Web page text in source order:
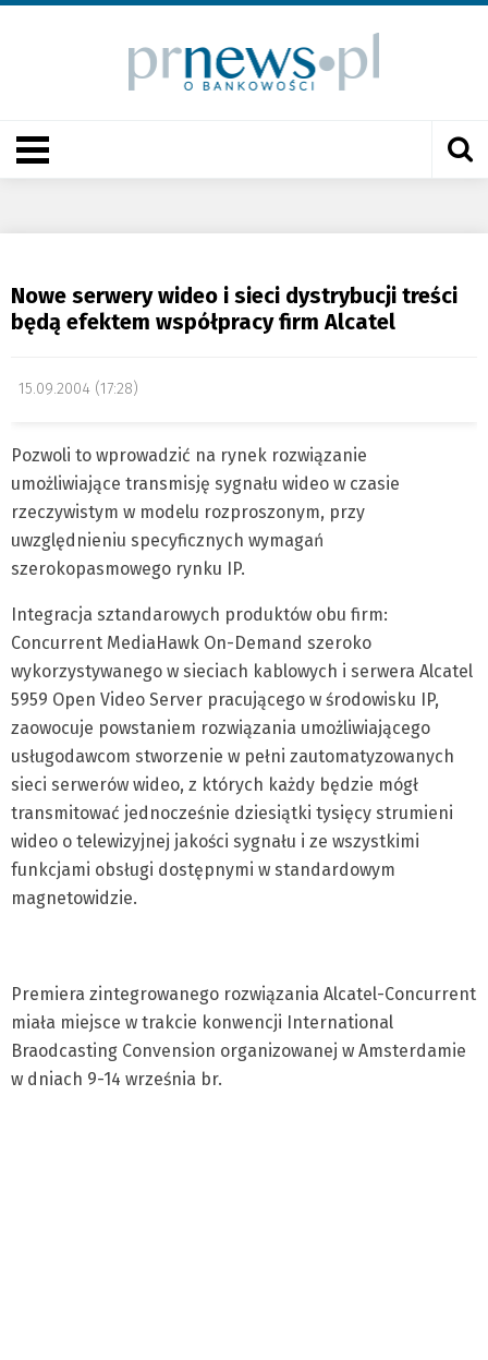
Nowe serwery wideo i sieci dystrybucji treści
będą efektem współpracy firm Alcatel
15.09.2004 (17:28)
Pozwoli to wprowadzić na rynek rozwiązanie
umożliwiające transmisję sygnału wideo w czasie
rzeczywistym w modelu rozproszonym, przy
uwzględnieniu specyficznych wymagań
szerokopasmowego rynku IP.
Integracja sztandarowych produktów obu firm:
Concurrent MediaHawk On-Demand szeroko
wykorzystywanego w sieciach kablowych i serwera Alcatel
5959 Open Video Server pracującego w środowisku IP,
zaowocuje powstaniem rozwiązania umożliwiającego
usługodawcom stworzenie w pełni zautomatyzowanych
sieci serwerów wideo, z których każdy będzie mógł
transmitować jednocześnie dziesiątki tysięcy strumieni
wideo o telewizyjnej jakości sygnału i ze wszystkimi
funkcjami obsługi dostępnymi w standardowym
magnetowidzie.
Premiera zintegrowanego rozwiązania Alcatel-Concurrent
miała miejsce w trakcie konwencji International
Braodcasting Convension organizowanej w Amsterdamie
w dniach 9-14 września br.